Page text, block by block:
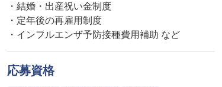
・結婚・出産祝い金制度
・定年後の再雇用制度
・インフルエンザ予防接種費用補助 など
応募資格